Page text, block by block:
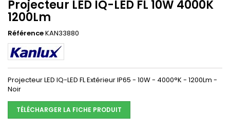
Projecteur LED IQ-LED FL 10W 4000K
1200Lm
RéférenceKAN33880
Projecteur LED IQ-LED FL Extérieur IP65 - 10W - 4000°K - 1200Lm -
Noir
TÉLÉCHARGER LA FICHE PRODUIT